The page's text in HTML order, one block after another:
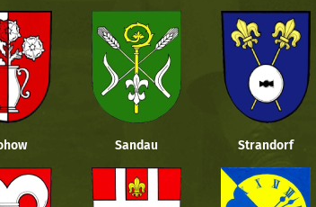
Sandau Strandorf